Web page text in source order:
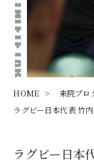
HOME > 来院ブロ
ラグビー日本代表 竹
ラグビー日本